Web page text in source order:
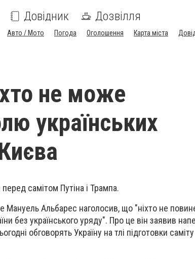
Довідник Дозвілля
Авто / Мото Погода Оголошення Карта міста
не може
українських
самітом Путіна і Трампа.
Мануель Альбарес наголосив, що "ніхто не
без українського уряду". Про це він заявив
обговорять Україну на тлі підготовки саміту